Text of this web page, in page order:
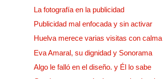
La fotografía en la publicidad
Publicidad mal enfocada y sin activar
Huelva merece varias visitas con calma
Eva Amaral, su dignidad y Sonorama
Algo le falló en el diseño. y Él lo sabe